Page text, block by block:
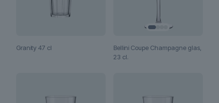
Granity 47 cl
Bellini Coupe Champagne glas,
23 cl.